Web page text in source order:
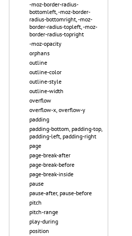
-moz-border-radius-
bottomleft, -moz-border-
radius-bottomright, -moz-
border-radius-topleft, -moz-
border-radius-topright
-moz-opacity
orphans
outline
outline-color
outline-style
outline-width
overflow
overflow-x, overflow-y
padding
padding-bottom, padding-top,
padding-left, padding-right
page
page-break-after
page-break-before
page-break-inside
pause
pause-after, pause-before
pitch
pitch-range
play-during
position